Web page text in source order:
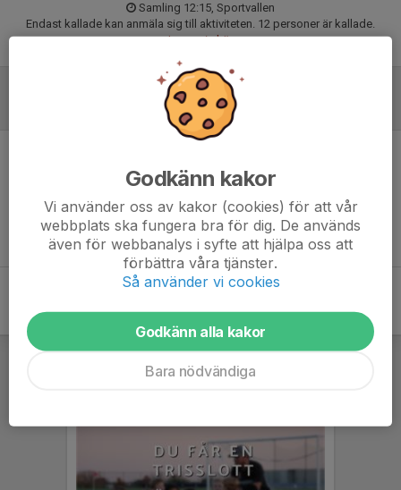
Samling 12:15, Sportvallen
Endast kallade kan anmäla sig till aktiviteten. 12 personer är kallade.
Logga in här
Inget skrivet
Godkänn kakor
Vi använder oss av kakor (cookies) för att vår
webbplats ska fungera bra för dig. De används
även för webbanalys i syfte att hjälpa oss att
förbättra våra tjänster.
Så använder vi cookies
Godkänn alla kakor
Bara nödvändiga